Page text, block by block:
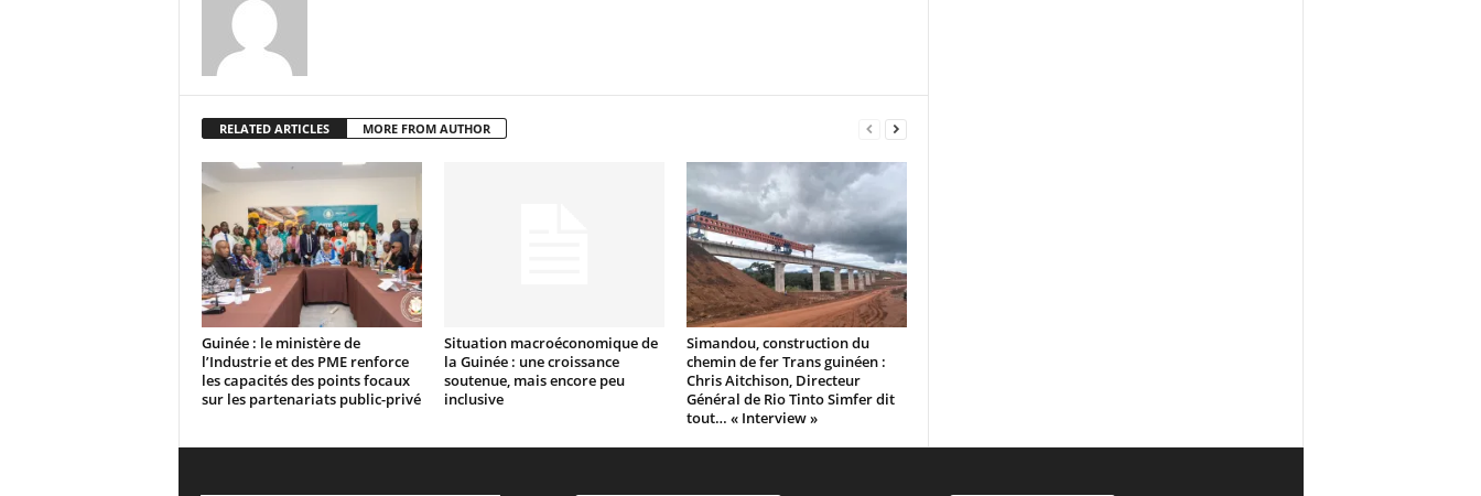
RELATED ARTICLES MORE FROM AUTHOR
Guinée : le ministère de
l’Industrie et des PME renforce
les capacités des points focaux
sur les partenariats public-privé
Situation macroéconomique de
la Guinée : une croissance
soutenue, mais encore peu
inclusive
Simandou, construction du
chemin de fer Trans guinéen :
Chris Aitchison, Directeur
Général de Rio Tinto Simfer dit
tout… « Interview »